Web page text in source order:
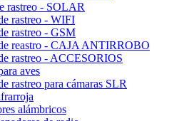
rastreo - SOLAR
rastreo - WIFI
rastreo - GSM
reastro - CAJA ANTIRROBO
rastreo - ACCESORIOS
aves
rastreo para cámaras SLR
alámbricos